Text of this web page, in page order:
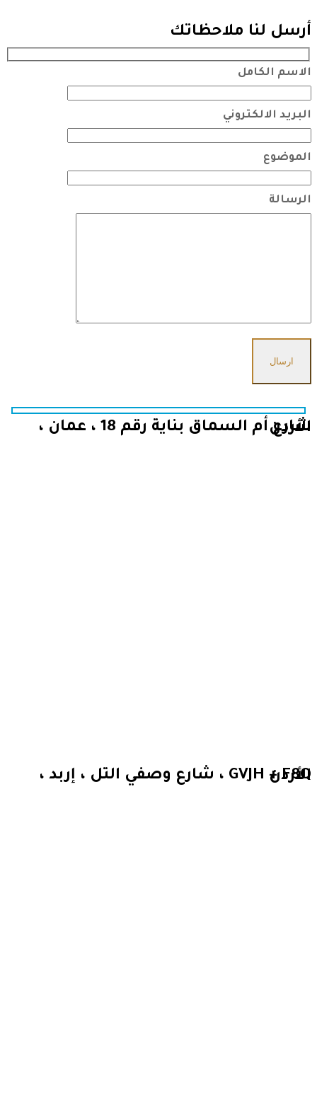
أرسل لنا ملاحظاتك
الاسم الكامل
البريد الالكتروني
الموضوع
الرسالة
شارع أم السماق بناية رقم 18 ، عمان ، الأردن
GVJH + F8Q ، شارع وصفي التل ، إربد ، الأردن